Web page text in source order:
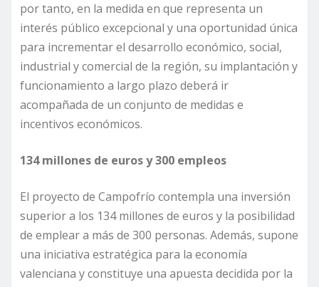
por tanto, en la medida en que representa un
interés público excepcional y una oportunidad única
para incrementar el desarrollo económico, social,
industrial y comercial de la región, su implantación y
funcionamiento a largo plazo deberá ir
acompañada de un conjunto de medidas e
incentivos económicos.
134 millones de euros y 300 empleos
El proyecto de Campofrío contempla una inversión
superior a los 134 millones de euros y la posibilidad
de emplear a más de 300 personas. Además, supone
una iniciativa estratégica para la economía
valenciana y constituye una apuesta decidida por la